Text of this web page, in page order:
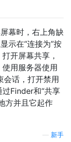
幕时，右上角缺
示在“连接为”按
开屏幕共享，
用服务器使用
会话，打开禁用
Finder和“共享
方并且它起作
新手